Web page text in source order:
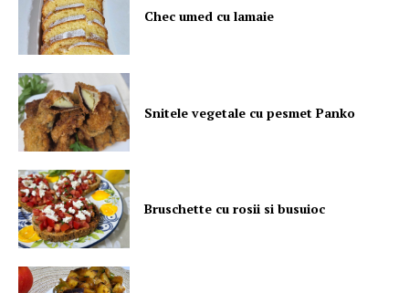
Chec umed cu lamaie
Snitele vegetale cu pesmet Panko
Bruschette cu rosii si busuioc